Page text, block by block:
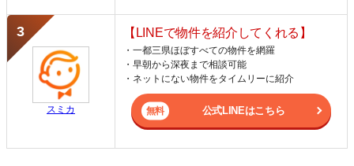
スミカ
【LINEで物件を紹介してくれる】
・一都三県ほぼすべての物件を網羅
・早朝から深夜まで相談可能
・ネットにない物件をタイムリーに紹介
公式LINEはこちら